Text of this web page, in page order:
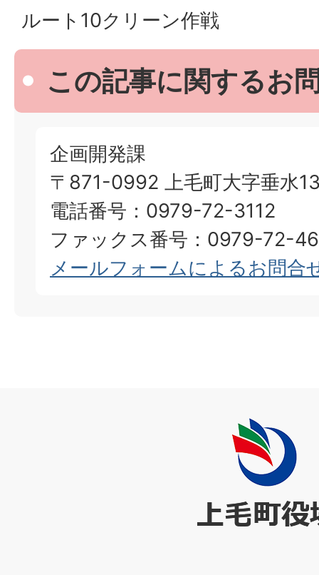
ルート10クリーン作戦
この記事に関するお
企画開発課
〒871-0992 上毛町大字垂水
電話番号：0979-72-3112
ファックス番号：0979-72-
メールフォームによるお問合